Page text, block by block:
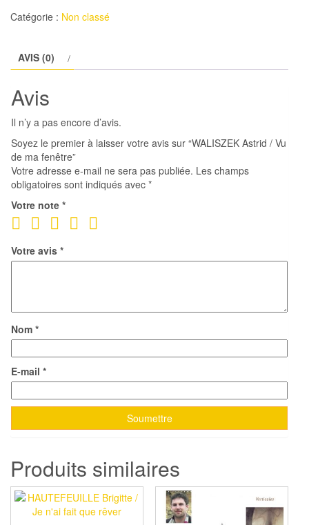
Astrid
Vu
ma
Catégorie : Non classé
AVIS (0)
Avis
Il n’y a pas encore d’avis.
Soyez le premier à laisser votre avis sur “WALISZEK Astrid / Vu
de ma fenêtre”
Votre adresse e-mail ne sera pas publiée. Les champs
obligatoires sont indiqués avec *
Votre note *
Votre avis *
Nom *
E-mail *
Produits similaires